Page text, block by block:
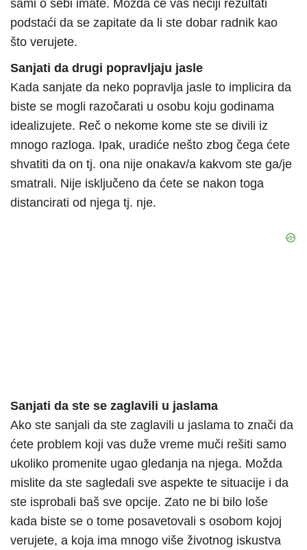
sami o sebi imate. Možda će vas nečiji rezultati
podstaći da se zapitate da li ste dobar radnik kao
što verujete.
Sanjati da drugi popravljaju jasle
Kada sanjate da neko popravlja jasle to implicira da
biste se mogli razočarati u osobu koju godinama
idealizujete. Reč o nekome kome ste se divili iz
mnogo razloga. Ipak, uradiće nešto zbog čega ćete
shvatiti da on tj. ona nije onakav/a kakvom ste ga/je
smatrali. Nije isključeno da ćete se nakon toga
distancirati od njega tj. nje.
Sanjati da ste se zaglavili u jaslama
Ako ste sanjali da ste zaglavili u jaslama to znači da
ćete problem koji vas duže vreme muči rešiti samo
ukoliko promenite ugao gledanja na njega. Možda
mislite da ste sagledali sve aspekte te situacije i da
ste isprobali baš sve opcije. Zato ne bi bilo loše
kada biste se o tome posavetovali s osobom kojoj
verujete, a koja ima mnogo više životnog iskustva